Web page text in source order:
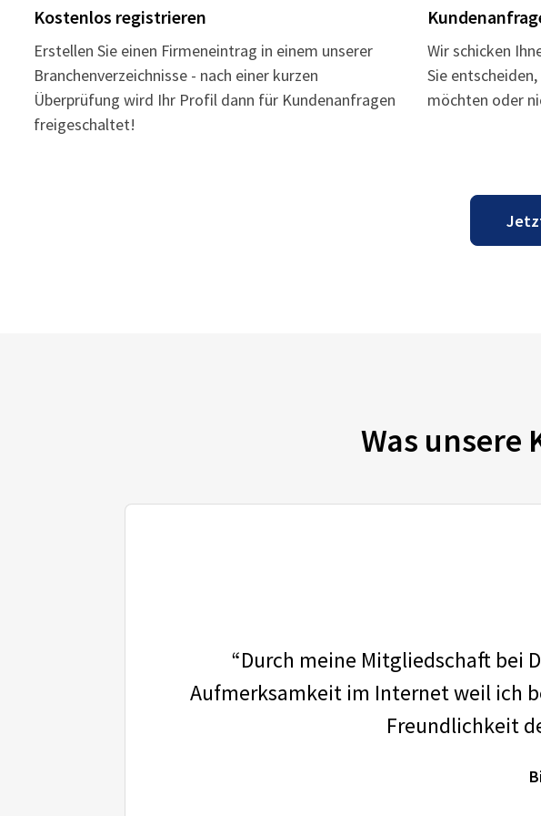
Kostenlos registrieren
Erstellen Sie einen Firmeneintrag in einem unserer
Branchenverzeichnisse - nach einer kurzen
Überprüfung wird Ihr Profil dann für Kundenanfragen
freigeschaltet!
Wir schicken
Sie
möchten oder
Was unsere
“Durch meine Mitgliedschaft bei
Aufmerksamkeit im Internet weil ich
Freundlichkeit